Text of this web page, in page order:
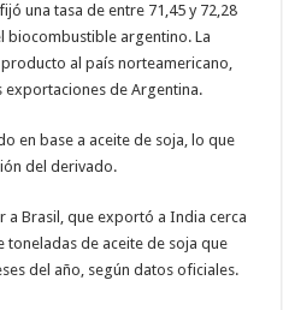
una tasa de entre 71,45 y 72,28
biocombustible argentino. La
al país norteamericano,
exportaciones de Argentina.
en base a aceite de soja, lo que
del derivado.
Brasil, que exportó a India cerca
toneladas de aceite de soja que
del año, según datos oficiales.